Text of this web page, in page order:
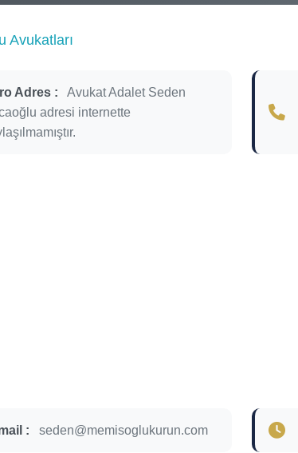
Avukatları
Adres :
Avukat Adalet Seden
adresi internette
: seden@memisoglukurun.com